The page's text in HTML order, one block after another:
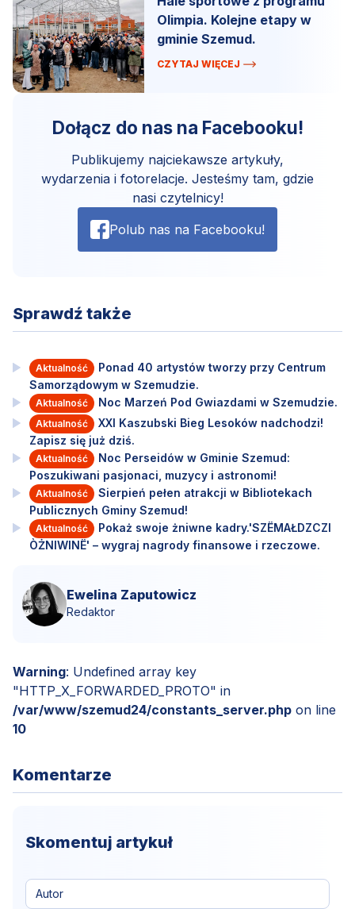
Olimpia. Kolejne etapy w
gminie Szemud.
CZYTAJ WIĘCEJ
Dołącz do nas na Facebooku!
Publikujemy najciekawsze artykuły,
wydarzenia i fotorelacje. Jesteśmy tam, gdzie
nasi czytelnicy!
Polub nas na Facebooku!
Sprawdź także
Aktualność
Ponad 40 artystów tworzy przy Centrum
Samorządowym w Szemudzie.
Aktualność Noc Marzeń Pod Gwiazdami w Szemudzie.
Aktualność
XXI Kaszubski Bieg Lesoków nadchodzi!
Zapisz się już dziś.
Aktualność
Noc Perseidów w Gminie Szemud:
Poszukiwani pasjonaci, muzycy i astronomi!
Aktualność
Sierpień pełen atrakcji w Bibliotekach
Publicznych Gminy Szemud!
Aktualność
Pokaż swoje żniwne kadry.'SZËMAŁDZCZI
ÒŻNIWINË' – wygraj nagrody finansowe i rzeczowe.
Ewelina Zaputowicz
Redaktor
Warning: Undefined array key
"HTTP_X_FORWARDED_PROTO" in
/var/www/szemud24/constants_server.php on line
10
Komentarze
Skomentuj artykuł